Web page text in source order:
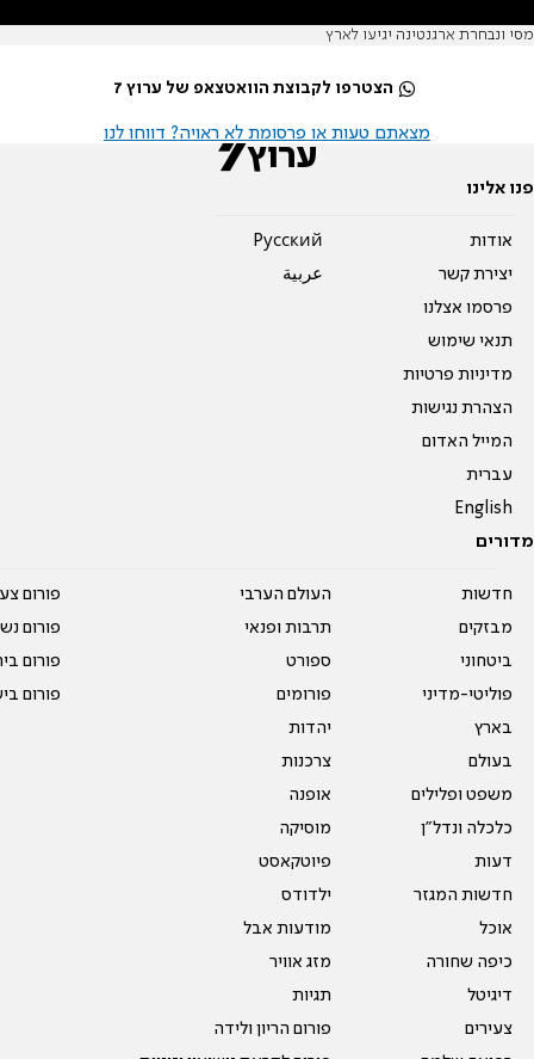
מסי ונבחרת ארגנטינה יגיעו לארץ
הצטרפו לקבוצת הוואטצאפ של ערוץ 7
מצאתם טעות או פרסומת לא ראויה? דווחו לנו
פנו אלינו
אודות
יצירת קשר
פרסמו אצלנו
תנאי שימוש
מדיניות פרטיות
הצהרת נגישות
המייל האדום
עברית
English
Pусский
عربية
מדורים
חדשות
מבזקים
ביטחוני
פוליטי-מדיני
בארץ
בעולם
משפט ופלילים
כלכלה ונדל"ן
דעות
חדשות המגזר
אוכל
כיפה שחורה
דיגיטל
צעירים
העולם הערבי
תרבות ופנאי
ספורט
פורומים
יהדות
צרכנות
אופנה
מוסיקה
פיוטקאסט
ילדודס
מודעות אבל
מזג אוויר
תגיות
פורום הריון ולידה
פורום
פורום
פורום
פורום